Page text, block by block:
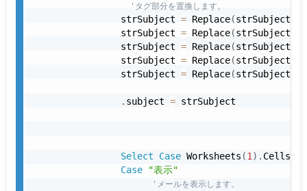
'タグ部分を置換します。
                strSubject
= Replace(strSubject
                strSubject
= Replace(strSubject
                strSubject
= Replace(strSubject
                strSubject
= Replace(strSubject
                strSubject
= Replace(strSubject
. subject = strSubject
Select Case Worksheets (1) . Cells
Case
"表示"
'メールを表示します。